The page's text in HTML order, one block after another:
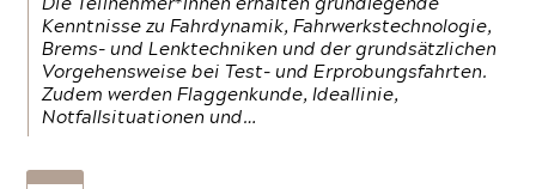
Die Teilnehmer*Innen erhalten grundlegende
Kenntnisse zu Fahrdynamik, Fahrwerkstechnologie,
Brems- und Lenktechniken und der grundsätzlichen
Vorgehensweise bei Test- und Erprobungsfahrten.
Zudem werden Flaggenkunde, Ideallinie,
Notfallsituationen und…